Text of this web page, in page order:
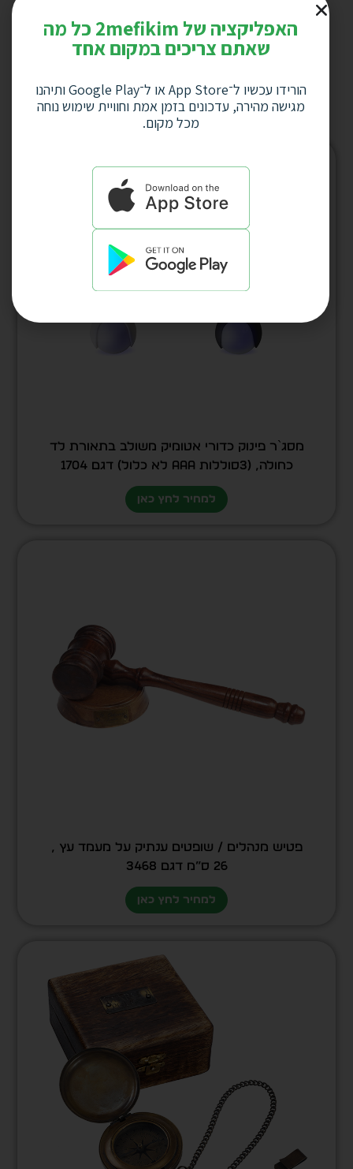
מוצרים מקושרים
מסג`ר פינוק כדורי אטומיק משולב בתאורת לד
כחולה, (3סוללות AAA לא כלול) דגם 1704
למחיר לחץ כאן
פטיש מנהלים / שופטים ענתיק על מעמד עץ ,
26 ס”מ דגם 3468
למחיר לחץ כאן
האפליקציה של 2mefikim כל מה
שאתם צריכים במקום אחד
הורידו עכשיו ל־App Store או ל־Google Play ותיהנו
מגישה מהירה, עדכונים בזמן אמת וחוויית שימוש נוחה
מכל מקום.